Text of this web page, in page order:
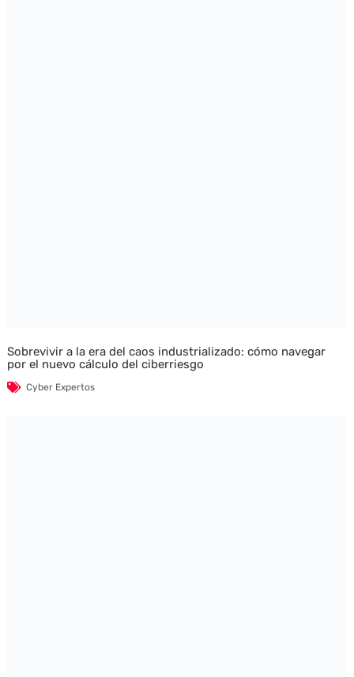
Sobrevivir a la era del caos industrializado: cómo navegar
por el nuevo cálculo del ciberriesgo
Cyber Expertos